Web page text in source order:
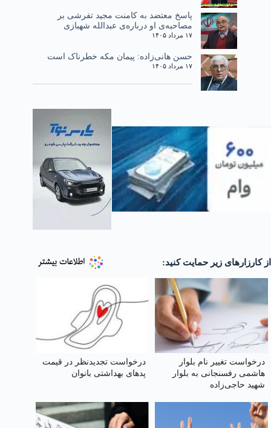
پاسخ معتضد به کامنت مجید تفرشی بر
مصاحبه‌ی او درباره‌ی عبدالله شهبازی
۱۷ مرداد ۱۴۰۵
حسن هانی‌زاده: پیمان مکه خطرناک است
۱۷ مرداد ۱۴۰۵
از کارزارهای زیر حمایت کنید:
درخواست تغییر نام بلوار
هاشمی رفسنجانی به بلوار
شهید حاجی‌زاده
درخواست تجدیدنظر در قیمت
پدهای بهداشتی بانوان